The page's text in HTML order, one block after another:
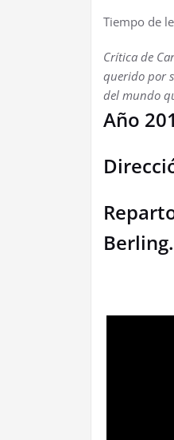
Tiempo de
Crítica de
querido por
del mundo
Año
Berling.